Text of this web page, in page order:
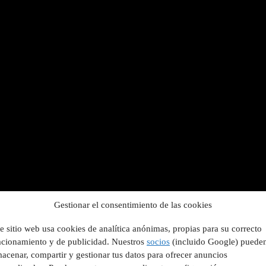
Gestionar el consentimiento de las cookies
sitio web usa cookies de analítica anónimas, propias para su correcto
y de publicidad. Nuestros socios (incluido Google)
compartir y gestionar tus datos para ofrecer anuncios